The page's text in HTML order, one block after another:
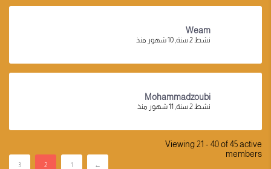
Weam
نشط 2 سنة, 10 شهور منذ
Mohammadzoubi
نشط 2 سنة, 11 شهور منذ
Viewing 21 - 40 of 45 active
members
←
1
2
3